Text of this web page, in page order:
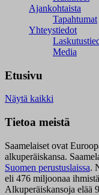
Ajankohtaista
Tapahtumat
Yhteystiedot
Media
Etusivu
Näytä kaikki
Tietoa meistä
Saamelaiset ovat
alkuperäiskansa.
Suomen perustuslaissa.
eli 476 miljoonaa
Alkuperäiskansoja elää